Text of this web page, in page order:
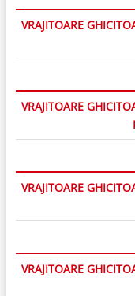
VRAJITOARE
VRAJITOARE
VRAJITOARE
VRAJITOARE